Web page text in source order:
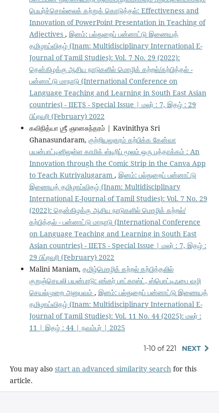
பெயர்ச்சொல்லைக் கற்றுக் கொடுத்தல்: Effectiveness and
Innovation of PowerPoint Presentation in Teaching of
Adjectives , இனம்: பல்துறைப் பன்னாட்டு இணையத்
தமிழாய்விதழ் (Inam: Multidisciplinary International E-
Journal of Tamil Studies): Vol. 7 No. 29 (2022):
தென்கிழக்கு ஆசிய நாடுகளில் மொழிக் கற்றல்/கற்பித்தல் -
பன்னாட்டு மாநாடு (International Conference on
Language Teaching and Learning in South East Asian
countries) - IIETS - Special Issue | மலர் : 7, இதழ் : 29
பிப்ரவரி (February) 2022
கவிநித்யா ஶ்ரீ ஞானசுந்தரம் | Kavinithya Sri
Ghanasundaram, குற்றியலுகரம் கற்பிக்க கேன்வா
பயன்பாட்டினிலுள்ள காமிக் ஸ்டிரிப் மூலம் ஒரு புத்தாக்கம் : An
Innovation through the Comic Strip in the Canva App
to Teach Kutriyalugaram , இனம்: பல்துறைப் பன்னாட்டு
இணையத் தமிழாய்விதழ் (Inam: Multidisciplinary
International E-Journal of Tamil Studies): Vol. 7 No. 29
(2022): தென்கிழக்கு ஆசிய நாடுகளில் மொழிக் கற்றல்/
கற்பித்தல் - பன்னாட்டு மாநாடு (International Conference
on Language Teaching and Learning in South East
Asian countries) - IIETS - Special Issue | மலர் : 7, இதழ் :
29 பிப்ரவரி (February) 2022
Malini Maniam, தமிழ்மொழிக் கற்றல் கற்பித்தலில்
குறுஞ்செயலி பயன்பாடு: எங்கர் பாட்காஸ்ட், ஸ்பொட்டிஃபை வழி
செயல்முறை அனுபவம் , இனம்: பல்துறைப் பன்னாட்டு இணையத்
தமிழாய்விதழ் (Inam: Multidisciplinary International E-
Journal of Tamil Studies): Vol. 11 No. 44 (2025): மலர் :
11 | இதழ் : 44 | நவம்பர் | 2025
1-10 of 221 NEXT
You may also start an advanced similarity searchfor this
article.